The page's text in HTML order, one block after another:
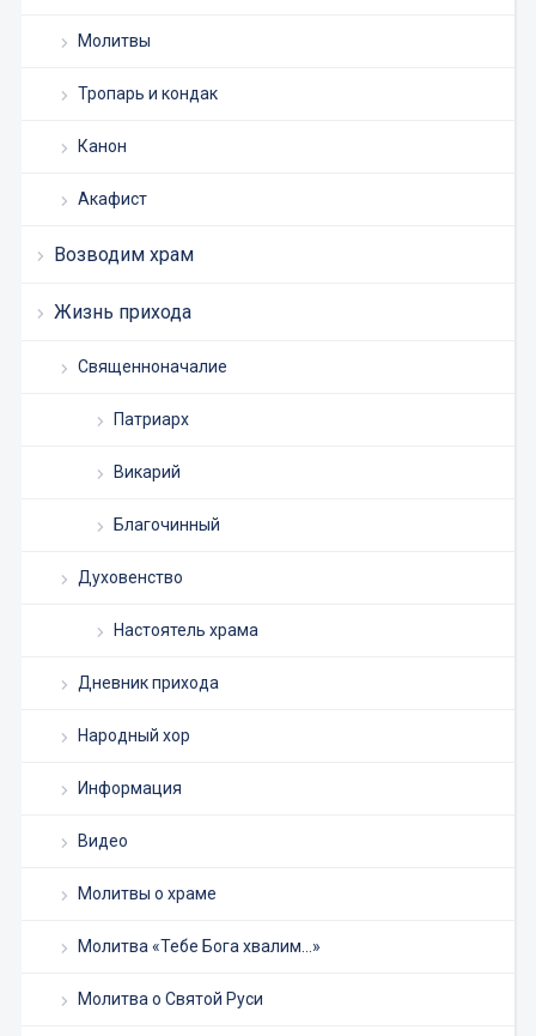
Молитвы
Тропарь и кондак
Канон
Акафист
Возводим храм
Жизнь прихода
Священноначалие
Патриарх
Викарий
Благочинный
Духовенство
Настоятель храма
Дневник прихода
Народный хор
Информация
Видео
Молитвы о храме
Молитва «Тебе Бога хвалим…»
Молитва о Святой Руси